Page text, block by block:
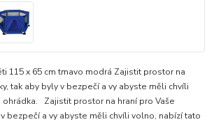
115 x 65 cm tmavo modrá Zajistit prostor na
tak aby byly v bezpečí a vy abyste měli chvíli
Zajistit prostor na hraní pro Vaše
bezpečí a vy abyste měli chvíli volno, nabízí tato